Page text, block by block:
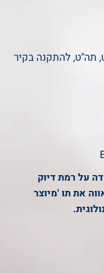
תה"ט, להתקנה בקיר
על רמת דיוק
את תו 'מיוצר